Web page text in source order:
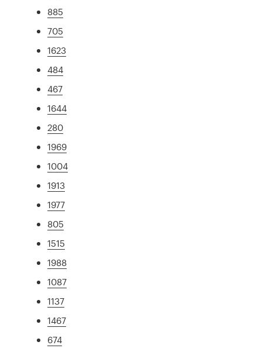
885
705
1623
484
467
1644
280
1969
1004
1913
1977
805
1515
1988
1087
1137
1467
674